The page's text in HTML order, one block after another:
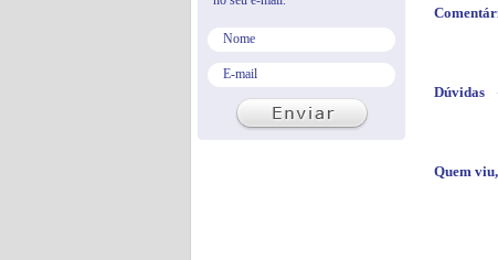
Dúvidas
Quem